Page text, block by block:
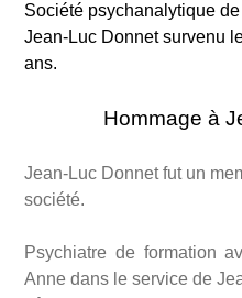
Société psychanalytique
Jean-Luc Donnet survenu
ans.
Hommage à
Jean-Luc Donnet fut un
société.
Psychiatre de formation
Anne dans le service de